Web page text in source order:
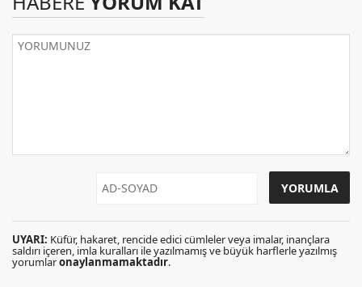
UYARI: Küfür, hakaret, rencide edici cümleler veya imalar, inançlara
saldırı içeren, imla kuralları ile yazılmamış ve büyük harflerle yazılmış
yorumlaronaylanmamaktadır.